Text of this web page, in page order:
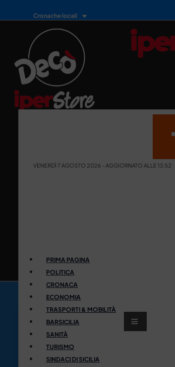
Cronache locali
VENERDÌ 7 AGOSTO 2026 - AGGIORNATO ALLE 13:52
PRIMA PAGINA
POLITICA
CRONACA
ECONOMIA
TRASPORTI & MOBILITÀ
BARSICILIA
SANITÀ
TURISMO
SINDACI DI SICILIA